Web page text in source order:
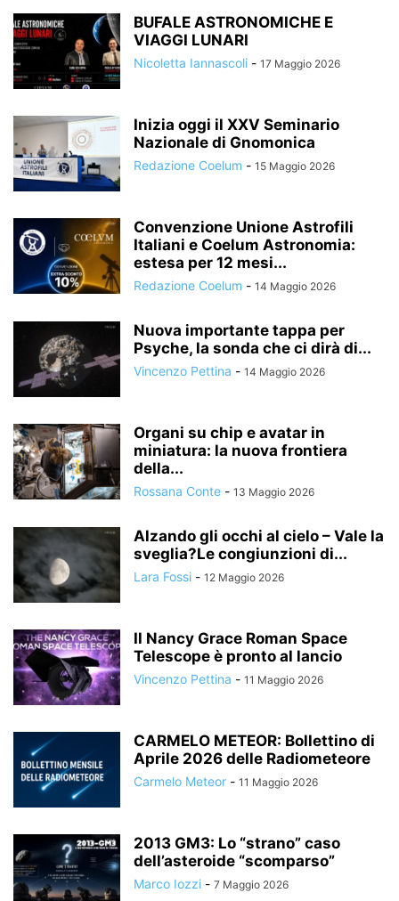
BUFALE ASTRONOMICHE E
VIAGGI LUNARI
Nicoletta Iannascoli - 17 Maggio 2026
Inizia oggi il XXV Seminario
Nazionale di Gnomonica
Redazione Coelum - 15 Maggio 2026
Convenzione Unione Astrofili
Italiani e Coelum Astronomia:
estesa per 12 mesi...
Redazione Coelum - 14 Maggio 2026
Nuova importante tappa per
Psyche, la sonda che ci dirà di...
Vincenzo Pettina - 14 Maggio 2026
Organi su chip e avatar in
miniatura: la nuova frontiera
della...
Rossana Conte - 13 Maggio 2026
Alzando gli occhi al cielo – Vale la
sveglia?Le congiunzioni di...
Lara Fossi - 12 Maggio 2026
Il Nancy Grace Roman Space
Telescope è pronto al lancio
Vincenzo Pettina - 11 Maggio 2026
CARMELO METEOR: Bollettino di
Aprile 2026 delle Radiometeore
Carmelo Meteor - 11 Maggio 2026
2013 GM3: Lo “strano” caso
dell’asteroide “scomparso”
Marco Iozzi - 7 Maggio 2026